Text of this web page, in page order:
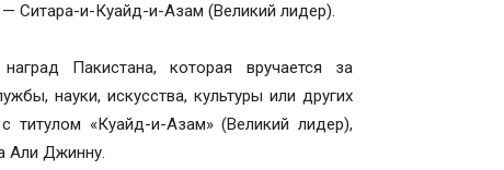
Ситара-и-Куайд-и-Азам (Великий лидер).
Пакистана, которая вручается за
науки, искусства, культуры или других
титулом «Куайд-и-Азам» (Великий лидер),
Али Джинну.